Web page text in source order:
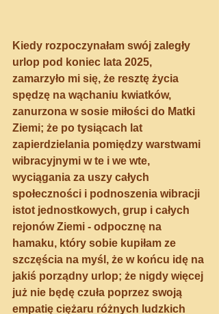
Kiedy rozpoczynałam swój zaległy
urlop pod koniec lata 2025,
zamarzyło mi się, że resztę życia
spędzę na wąchaniu kwiatków,
zanurzona w sosie miłości do Matki
Ziemi; że po tysiącach lat
zapierdzielania pomiędzy warstwami
wibracyjnymi w te i we wte,
wyciągania za uszy całych
społeczności i podnoszenia wibracji
istot jednostkowych, grup i całych
rejonów Ziemi - odpocznę na
hamaku, który sobie kupiłam ze
szczęścia na myśl, że w końcu idę na
jakiś porządny urlop; że nigdy więcej
już nie będę czuła poprzez swoją
empatię ciężaru różnych ludzkich